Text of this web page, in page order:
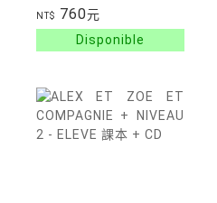
EDITION
NT$ 760元